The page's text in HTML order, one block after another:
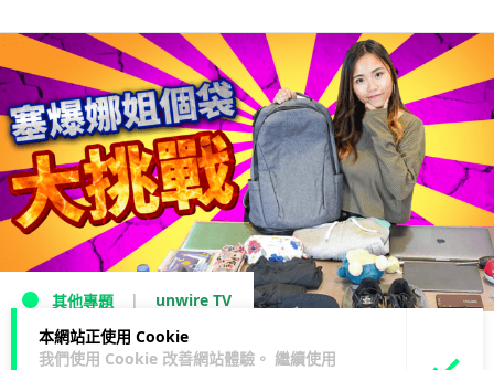
本網站正使用 Cookie
我們使用 Cookie 改善網站體驗。 繼續使用
其他專題 unwire TV
【unwire TV】塞爆娜姐個袋大挑戰